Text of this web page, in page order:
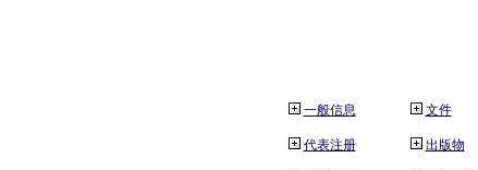
一般信息
代表注册
文件
出版物